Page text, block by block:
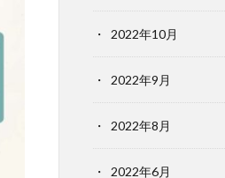
2022年10月
2022年9月
2022年8月
2022年6月